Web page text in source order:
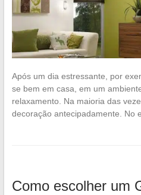
Após um dia estressante, por
se bem em casa, em um
relaxamento. Na maioria das
decoração antecipadamente. No
Como escolher um